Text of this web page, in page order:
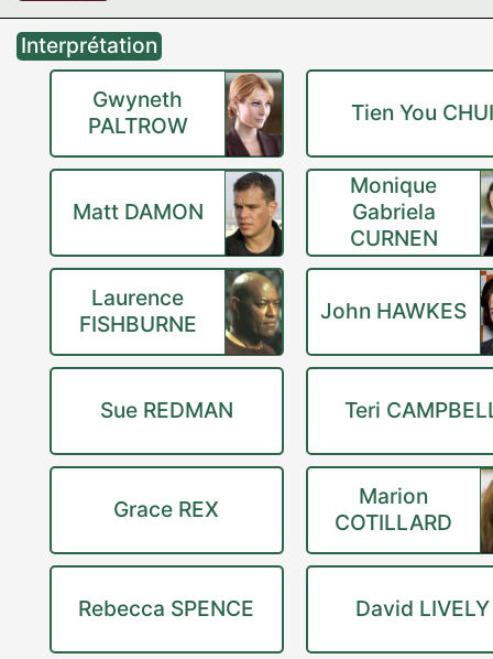
Interprétation
Gwyneth
PALTROW
Tien You CHUI
Matt DAMON
Monique
Gabriela
CURNEN
Laurence
FISHBURNE
John HAWKES
Sue REDMAN Teri
Grace REX
Marion
COTILLARD
Rebecca SPENCE David LIVELY